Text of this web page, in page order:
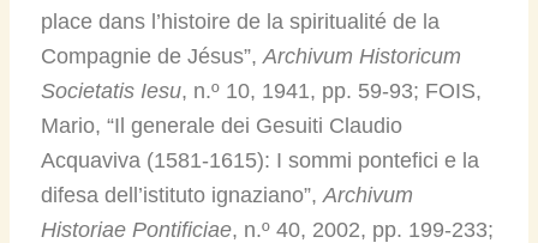
place dans l’histoire de la spiritualité de la
Compagnie de Jésus”, Archivum Historicum
Societatis Iesu, n.º 10, 1941, pp. 59-93; FOIS,
Mario, “Il generale dei Gesuiti Claudio
Acquaviva (1581-1615): I sommi pontefici e la
difesa dell’istituto ignaziano”, Archivum
Historiae Pontificiae, n.º 40, 2002, pp. 199-233;